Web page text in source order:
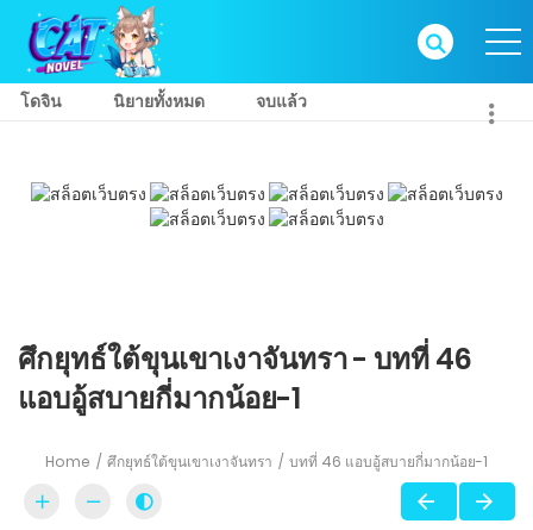
โดจิน นิยายทั้งหมด จบแล้ว
ศึกยุทธ์ใต้ขุนเขาเงาจันทรา - บทที่ 46
แอบอู้สบายกี่มากน้อย-1
Home ศึกยุทธ์ใต้ขุนเขาเงาจันทรา บทที่ 46 แอบอู้สบายกี่มากน้อย-1